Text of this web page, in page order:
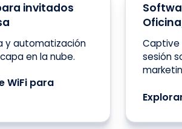
invitados
y automatización
en la nube.
WiFi para
Captive
sesión